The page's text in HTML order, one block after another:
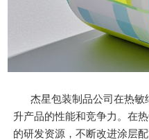
杰星包装制品公司在热
升产品的性能和竞争力。在
的研发资源，不断改进涂层